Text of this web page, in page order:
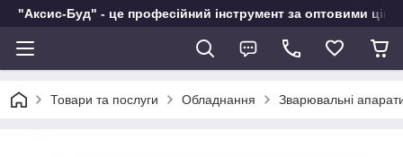
"Аксис-Буд" - це професійний інструмент за оптовими
Товари та послуги Обладнання Зварювальні